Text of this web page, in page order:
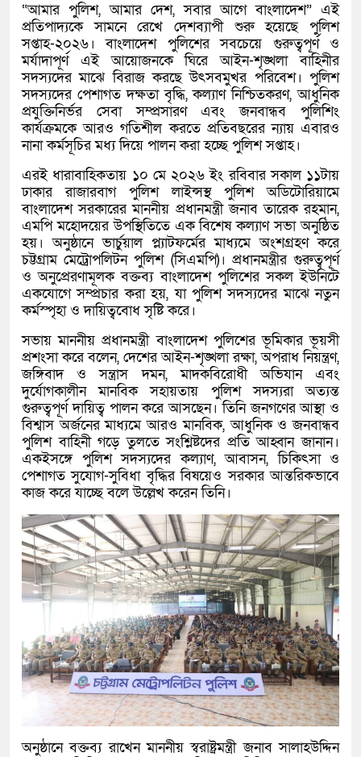
“আমার পুলিশ, আমার দেশ, সবার আগে বাংলাদেশ” এই
প্রতিপাদ্যকে সামনে রেখে দেশব্যাপী শুরু হয়েছে পুলিশ
সপ্তাহ-২০২৬। বাংলাদেশ পুলিশের সবচেয়ে গুরুত্বপূর্ণ ও
মর্যাদাপূর্ণ এই আয়োজনকে ঘিরে আইন-শৃঙ্খলা বাহিনীর
সদস্যদের মাঝে বিরাজ করছে উৎসবমুখর পরিবেশ। পুলিশ
সদস্যদের পেশাগত দক্ষতা বৃদ্ধি, কল্যাণ নিশ্চিতকরণ, আধুনিক
প্রযুক্তিনির্ভর সেবা সম্প্রসারণ এবং জনবান্ধব পুলিশিং
কার্যক্রমকে আরও গতিশীল করতে প্রতিবছরের ন্যায় এবারও
নানা কর্মসূচির মধ্য দিয়ে পালন করা হচ্ছে পুলিশ সপ্তাহ।
এরই ধারাবাহিকতায় ১০ মে ২০২৬ ইং রবিবার সকাল ১১টায়
ঢাকার রাজারবাগ পুলিশ লাইন্সস্থ পুলিশ অডিটোরিয়ামে
বাংলাদেশ সরকারের মাননীয় প্রধানমন্ত্রী জনাব তারেক রহমান,
এমপি মহোদয়ের উপস্থিতিতে এক বিশেষ কল্যাণ সভা অনুষ্ঠিত
হয়। অনুষ্ঠানে ভার্চুয়াল প্ল্যাটফর্মের মাধ্যমে অংশগ্রহণ করে
চট্টগ্রাম মেট্রোপলিটন পুলিশ (সিএমপি)। প্রধানমন্ত্রীর গুরুত্বপূর্ণ
ও অনুপ্রেরণামূলক বক্তব্য বাংলাদেশ পুলিশের সকল ইউনিটে
একযোগে সম্প্রচার করা হয়, যা পুলিশ সদস্যদের মাঝে নতুন
কর্মস্পৃহা ও দায়িত্ববোধ সৃষ্টি করে।
সভায় মাননীয় প্রধানমন্ত্রী বাংলাদেশ পুলিশের ভূমিকার ভূয়সী
প্রশংসা করে বলেন, দেশের আইন-শৃঙ্খলা রক্ষা, অপরাধ নিয়ন্ত্রণ,
জঙ্গিবাদ ও সন্ত্রাস দমন, মাদকবিরোধী অভিযান এবং
দুর্যোগকালীন মানবিক সহায়তায় পুলিশ সদস্যরা অত্যন্ত
গুরুত্বপূর্ণ দায়িত্ব পালন করে আসছেন। তিনি জনগণের আস্থা ও
বিশ্বাস অর্জনের মাধ্যমে আরও মানবিক, আধুনিক ও জনবান্ধব
পুলিশ বাহিনী গড়ে তুলতে সংশ্লিষ্টদের প্রতি আহ্বান জানান।
একইসঙ্গে পুলিশ সদস্যদের কল্যাণ, আবাসন, চিকিৎসা ও
পেশাগত সুযোগ-সুবিধা বৃদ্ধির বিষয়েও সরকার আন্তরিকভাবে
কাজ করে যাচ্ছে বলে উল্লেখ করেন তিনি।
অনুষ্ঠানে বক্তব্য রাখেন মাননীয় স্বরাষ্ট্রমন্ত্রী জনাব সালাহউদ্দিন